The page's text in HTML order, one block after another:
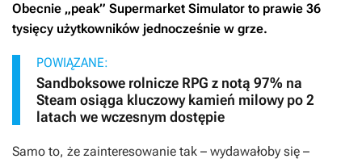
Obecnie „peak” Supermarket Simulator to prawie 36
tysięcy użytkowników jednocześnie w grze.
POWIĄZANE:
Sandboksowe rolnicze RPG z notą 97% na
Steam osiąga kluczowy kamień milowy po 2
latach we wczesnym dostępie
Samo to, że zainteresowanie tak – wydawałoby się –